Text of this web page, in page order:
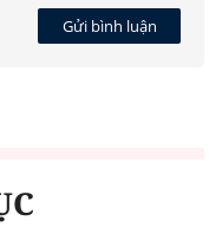
Gửi bình luận